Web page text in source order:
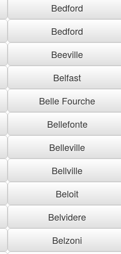
Bedford
Bedford
Beeville
Belfast
Belle Fourche
Bellefonte
Belleville
Bellville
Beloit
Belvidere
Belzoni